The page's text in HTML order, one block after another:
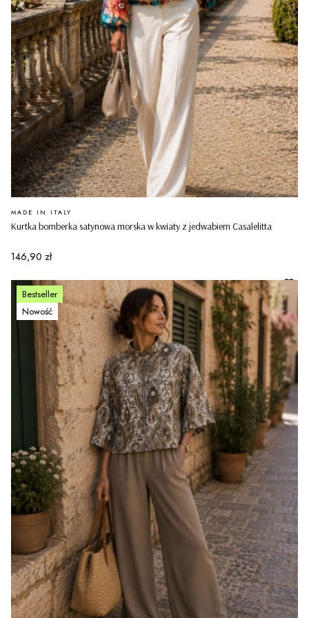
Kurtka bomberka satynowa morska w kwiaty z jedwabiem Casalelitta
PRODUCENT
MADE IN ITALY
Cena
146,90 zł
Bestseller
Nowość